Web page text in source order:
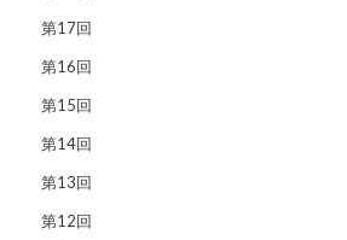
第17回
第16回
第15回
第14回
第13回
第12回